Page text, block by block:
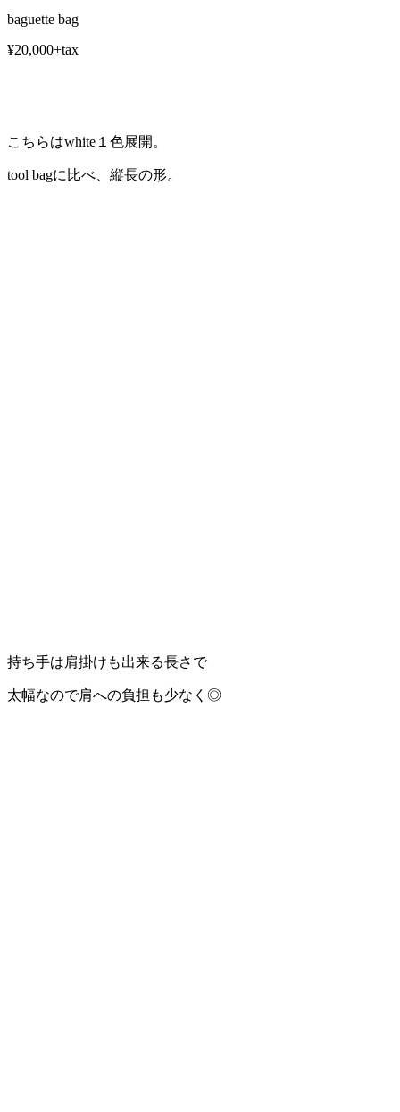
baguette bag
¥20,000+tax
こちらはwhite１色展開。
tool bagに比べ、縦長の形。
持ち手は肩掛けも出来る長さで
太幅なので肩への負担も少なく◎